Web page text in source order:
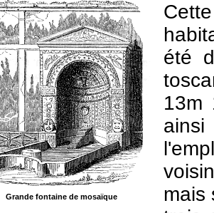
Grande fontaine de mosaïque
été
13m
mais